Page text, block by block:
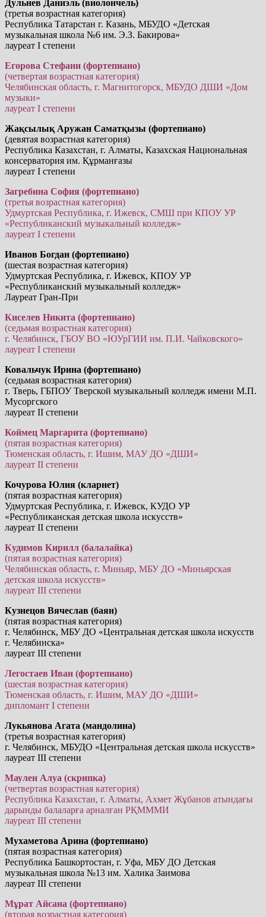
Дульнев Даниэль (виолончель)
(третья возрастная категория)
Республика Татарстан г. Казань, МБУДО «Детская
музыкальная школа №6 им. Э.З. Бакирова»
лауреат I степени
Егорова Стефани (фортепиано)
(четвертая возрастная категория)
Челябинская область, г. Магнитогорск, МБУДО ДШИ «Дом
музыки»
лауреат I степени
Жақсылық Аружан Саматқызы (фортепиано)
(девятая возрастная категория)
Республика Казахстан, г. Алматы, Казахская Национальная
консерватория им. Құрманғазы
лауреат I степени
Загребина София (фортепиано)
(третья возрастная категория)
Удмуртская Республика, г. Ижевск, СМШ при КПОУ УР
«Республиканский музыкальный колледж»
лауреат I степени
Иванов Богдан (фортепиано)
(шестая возрастная категория)
Удмуртская Республика, г. Ижевск, КПОУ УР
«Республиканский музыкальный колледж»
Лауреат Гран-При
Киселев Никита (фортепиано)
(седьмая возрастная категория)
г. Челябинск, ГБОУ ВО «ЮУрГИИ им. П.И. Чайковского»
лауреат I степени
Ковальчук Ирина (фортепиано)
(седьмая возрастная категория)
г. Тверь, ГБПОУ Тверской музыкальный колледж имени М.П.
Мусоргского
лауреат II степени
Коймец Маргарита (фортепиано)
(пятая возрастная категория)
Тюменская область, г. Ишим, МАУ ДО «ДШИ»
лауреат II степени
Кочурова Юлия (кларнет)
(пятая возрастная категория)
Удмуртская Республика, г. Ижевск, КУДО УР
«Республиканская детская школа искусств»
лауреат II степени
Кудимов Кирилл (балалайка)
(пятая возрастная категория)
Челябинская область, г. Миньяр, МБУ ДО «Миньярская
детская школа искусств»
лауреат III степени
Кузнецов Вячеслав (баян)
(пятая возрастная категория)
г. Челябинск, МБУ ДО «Центральная детская школа искусств
г. Челябинска»
лауреат III степени
Легостаев Иван (фортепиано)
(шестая возрастная категория)
Тюменская область, г. Ишим, МАУ ДО «ДШИ»
дипломант I степени
Лукьянова Агата (мандолина)
(третья возрастная категория)
г. Челябинск, МБУДО «Центральная детская школа искусств»
лауреат III степени
Маулен Алуа (скрипка)
(четвертая возрастная категория)
Республика Казахстан, г. Алматы, Ахмет Жұбанов атындағы
дарынды балаларға арналған РҚМММИ
лауреат III степени
Мухаметова Арина (фортепиано)
(пятая возрастная категория)
Республика Башкортостан, г. Уфа, МБУ ДО Детская
музыкальная школа №13 им. Халика Заимова
лауреат III степени
Мұрат Айсана (фортепиано)
(вторая возрастная категория)